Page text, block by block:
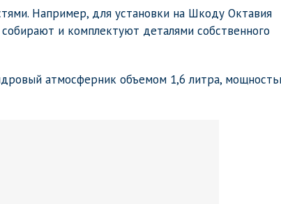
Например, для установки на Шкоду Октавия
и комплектуют деталями собственного
атмосферник объемом 1,6 литра,